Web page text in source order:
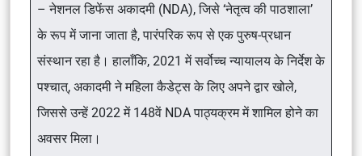
– नेशनल डिफेंस अकादमी (NDA), जिसे ‘नेतृत्व की पाठशाला’
के रूप में जाना जाता है, पारंपरिक रूप से एक पुरुष-प्रधान
संस्थान रहा है। हालाँकि, 2021 में सर्वोच्च न्यायालय के निर्देश के
पश्चात्, अकादमी ने महिला कैडेट्स के लिए अपने द्वार खोले,
जिससे उन्हें 2022 में 148वें NDA पाठ्यक्रम में शामिल होने का
अवसर मिला।